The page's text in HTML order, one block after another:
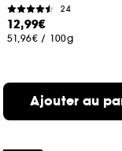
24
12,99€
51,96€ / 100g
Ajouter au